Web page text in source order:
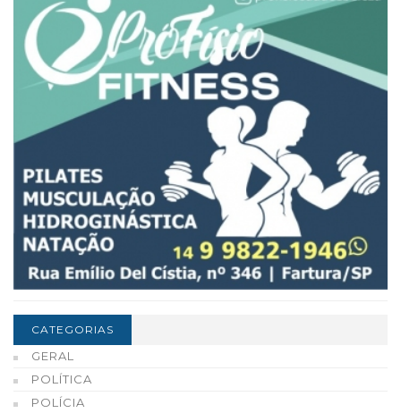
CATEGORIAS
GERAL
POLÍTICA
POLÍCIA